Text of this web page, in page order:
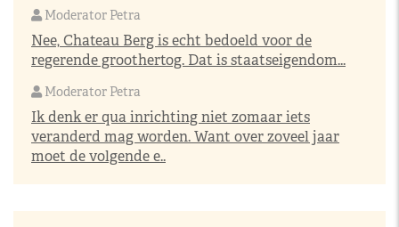
Moderator Petra
Nee, Chateau Berg is echt bedoeld voor de
regerende groothertog. Dat is staatseigendom...
Moderator Petra
Ik denk er qua inrichting niet zomaar iets
veranderd mag worden. Want over zoveel jaar
moet de volgende e..